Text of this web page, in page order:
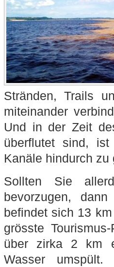
Stränden, Trails
miteinander
Und in der Zeit
überflutet sind,
Kanäle hindurch zu
Sollten Sie
bevorzugen,
befindet sich 13
grösste
über zirka 2 km
Wasser